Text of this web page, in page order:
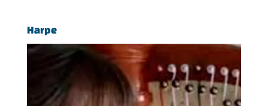
Harpe